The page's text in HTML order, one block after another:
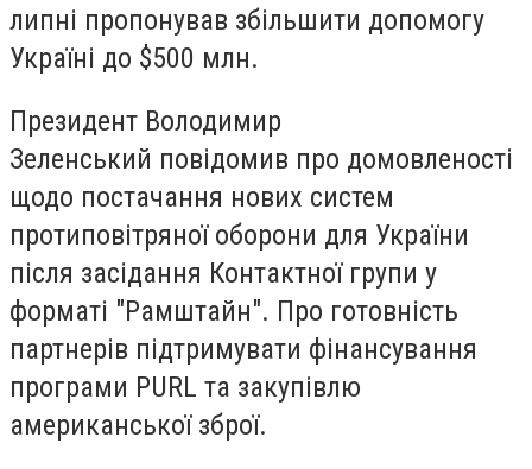
липні пропонував збільшити допомогу
Україні до $500 млн.
Президент Володимир
Зеленський повідомив про домовленості
щодо постачання нових систем
протиповітряної оборони для України
після засідання Контактної групи у
форматі "Рамштайн". Про готовність
партнерів підтримувати фінансування
програми PURL та закупівлю
американської зброї.